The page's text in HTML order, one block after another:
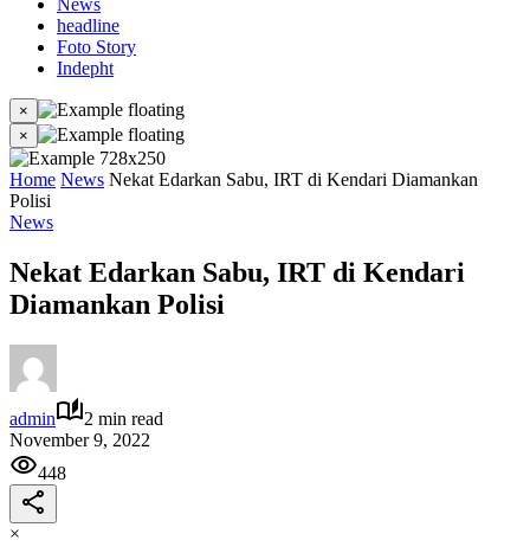
News
headline
Foto Story
Indepht
×
×
Home News Nekat Edarkan Sabu, IRT di Kendari Diamankan
Polisi
News
Nekat Edarkan Sabu, IRT di Kendari
Diamankan Polisi
admin
2 min read
November 9, 2022
448
×